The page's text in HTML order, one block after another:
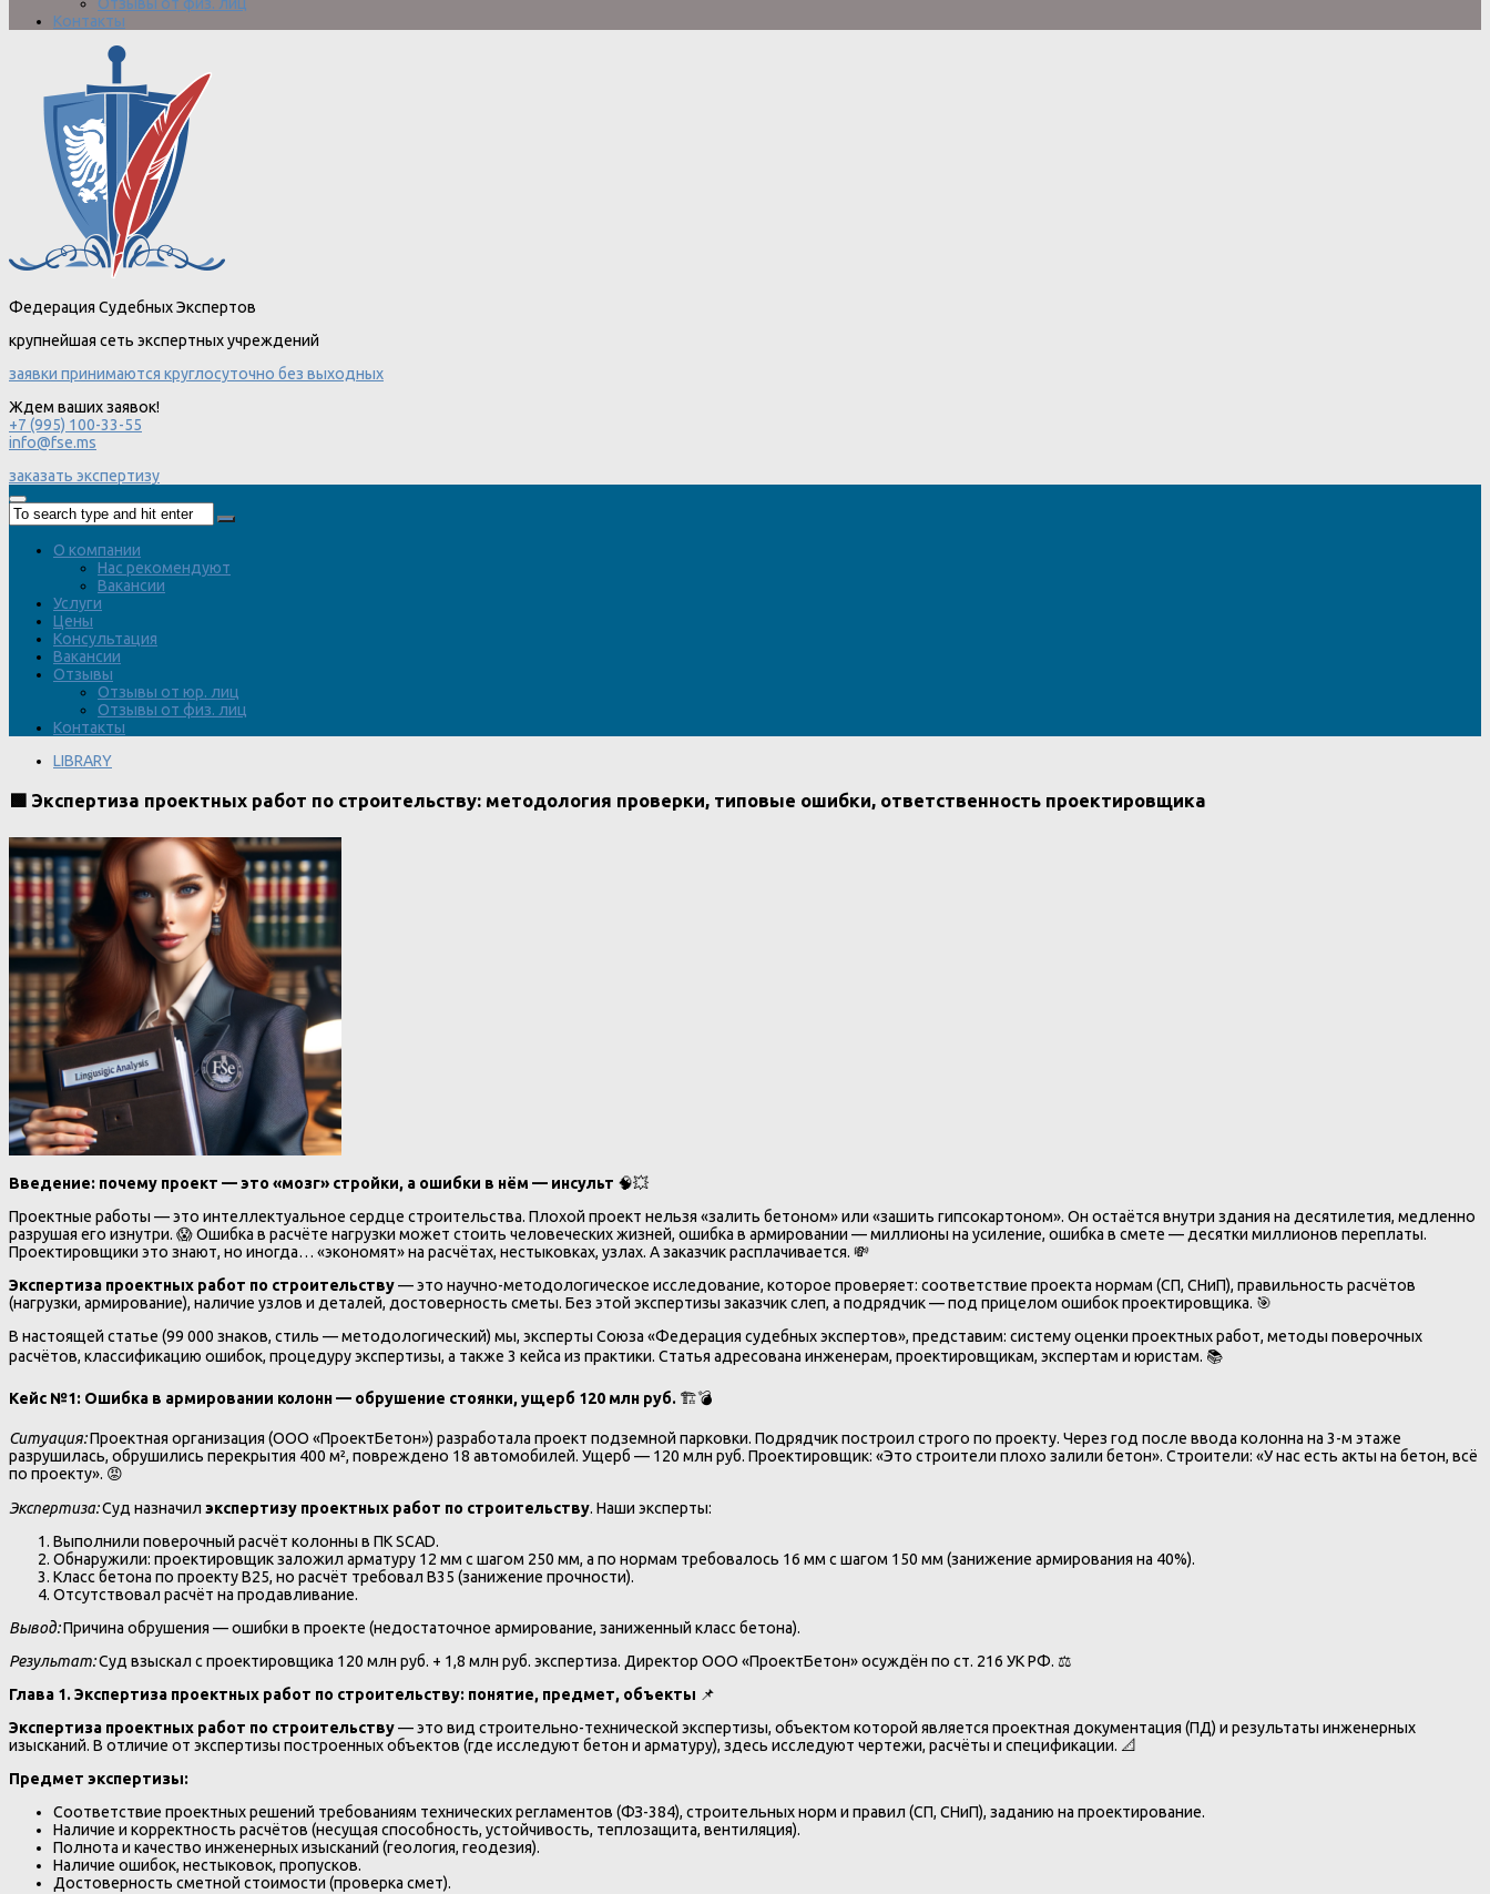
Отзывы от физ. лиц
Контакты
Федерация Судебных Экспертов
крупнейшая сеть экспертных учреждений
заявки принимаются круглосуточно без выходных
Ждем ваших заявок!
+7 (995) 100-33-55
info@fse.ms
заказать экспертизу
О компании
Нас рекомендуют
Вакансии
Услуги
Цены
Консультация
Вакансии
Отзывы
Отзывы от юр. лиц
Отзывы от физ. лиц
Контакты
LIBRARY
🟩 Экспертиза проектных работ по строительству: методология проверки, типовые ошибки, ответственность проектировщика
Введение: почему проект — это «мозг» стройки, а ошибки в нём — инсульт 🧠💥
Проектные работы — это интеллектуальное сердце строительства. Плохой проект нельзя «залить бетоном» или «зашить гипсокартоном». Он остаётся внутри здания на десятилетия, медленно
разрушая его изнутри. 😱 Ошибка в расчёте нагрузки может стоить человеческих жизней, ошибка в армировании — миллионы на усиление, ошибка в смете — десятки миллионов переплаты.
Проектировщики это знают, но иногда… «экономят» на расчётах, нестыковках, узлах. А заказчик расплачивается. 💸
Экспертиза проектных работ по строительству— это научно-методологическое исследование, которое проверяет: соответствие проекта нормам (СП, СНиП), правильность расчётов
(нагрузки, армирование), наличие узлов и деталей, достоверность сметы. Без этой экспертизы заказчик слеп, а подрядчик — под прицелом ошибок проектировщика. 🎯
В настоящей статье (99 000 знаков, стиль — методологический) мы, эксперты Союза «Федерация судебных экспертов», представим: систему оценки проектных работ, методы поверочных
расчётов, классификацию ошибок, процедуру экспертизы, а также 3 кейса из практики. Статья адресована инженерам, проектировщикам, экспертам и юристам. 📚
Кейс №1: Ошибка в армировании колонн — обрушение стоянки, ущерб 120 млн руб. 🏗️💣
Ситуация:Проектная организация (ООО «ПроектБетон») разработала проект подземной парковки. Подрядчик построил строго по проекту. Через год после ввода колонна на 3-м этаже
разрушилась, обрушились перекрытия 400 м², повреждено 18 автомобилей. Ущерб — 120 млн руб. Проектировщик: «Это строители плохо залили бетон». Строители: «У нас есть акты на бетон, всё
по проекту». 😡
Экспертиза:Суд назначил экспертизу проектных работ по строительству. Наши эксперты:
Выполнили поверочный расчёт колонны в ПК SCAD.
Обнаружили: проектировщик заложил арматуру 12 мм с шагом 250 мм, а по нормам требовалось 16 мм с шагом 150 мм (занижение армирования на 40%).
Класс бетона по проекту В25, но расчёт требовал В35 (занижение прочности).
Отсутствовал расчёт на продавливание.
Вывод:Причина обрушения — ошибки в проекте (недостаточное армирование, заниженный класс бетона).
Результат:Суд взыскал с проектировщика 120 млн руб. + 1,8 млн руб. экспертиза. Директор ООО «ПроектБетон» осуждён по ст. 216 УК РФ. ⚖️
Глава 1. Экспертиза проектных работ по строительству: понятие, предмет, объекты 📌
Экспертиза проектных работ по строительству— это вид строительно-технической экспертизы, объектом которой является проектная документация (ПД) и результаты инженерных
изысканий. В отличие от экспертизы построенных объектов (где исследуют бетон и арматуру), здесь исследуют чертежи, расчёты и спецификации. 📐
Предмет экспертизы:
Соответствие проектных решений требованиям технических регламентов (ФЗ-384), строительных норм и правил (СП, СНиП), заданию на проектирование.
Наличие и корректность расчётов (несущая способность, устойчивость, теплозащита, вентиляция).
Полнота и качество инженерных изысканий (геология, геодезия).
Наличие ошибок, нестыковок, пропусков.
Достоверность сметной стоимости (проверка смет).